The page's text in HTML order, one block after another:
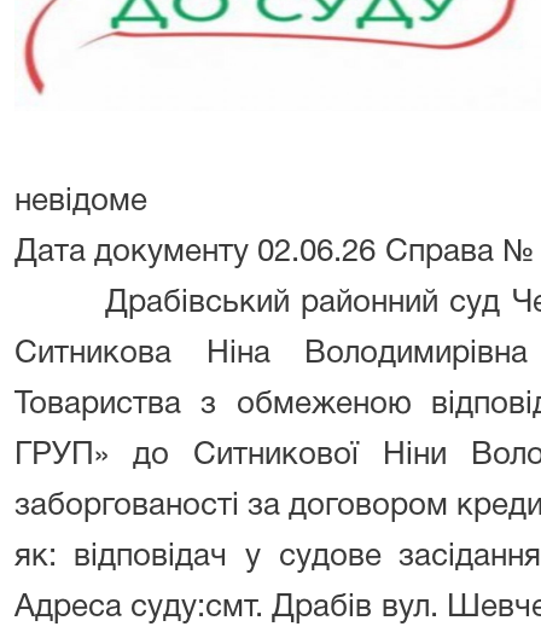
невідоме
Дата документу 02.06.26 Справа №
Драбівський районний суд
Ситникова Ніна Володимирівна
Товариства з обмеженою
ГРУП» до Ситникової Ніни
заборгованості за договором
як: відповідач у судове засідання
Адреса суду:смт. Драбів вул.